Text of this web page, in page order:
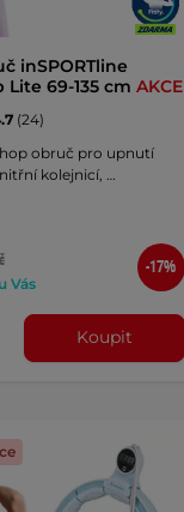
inSPORTline
69-135 cm AKCE
(24)
obruč pro upnutí
kolejnicí, …
Vás
-17%
Koupit